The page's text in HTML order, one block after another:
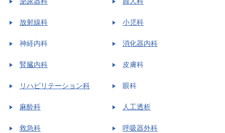
放射線科 小児科
神経内科 消化器内科
腎臓内科 皮膚科
リハビリテーション科 眼科
麻酔科 人工透析
救急科 呼吸器外科